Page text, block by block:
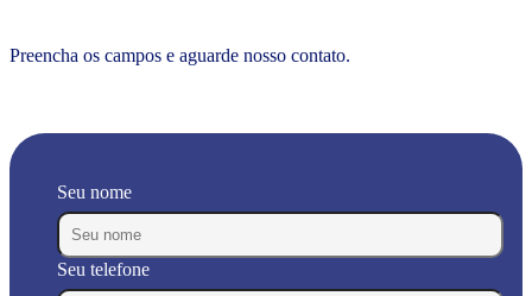
Preencha os campos e aguarde nosso contato.
Seu nome
Seu telefone